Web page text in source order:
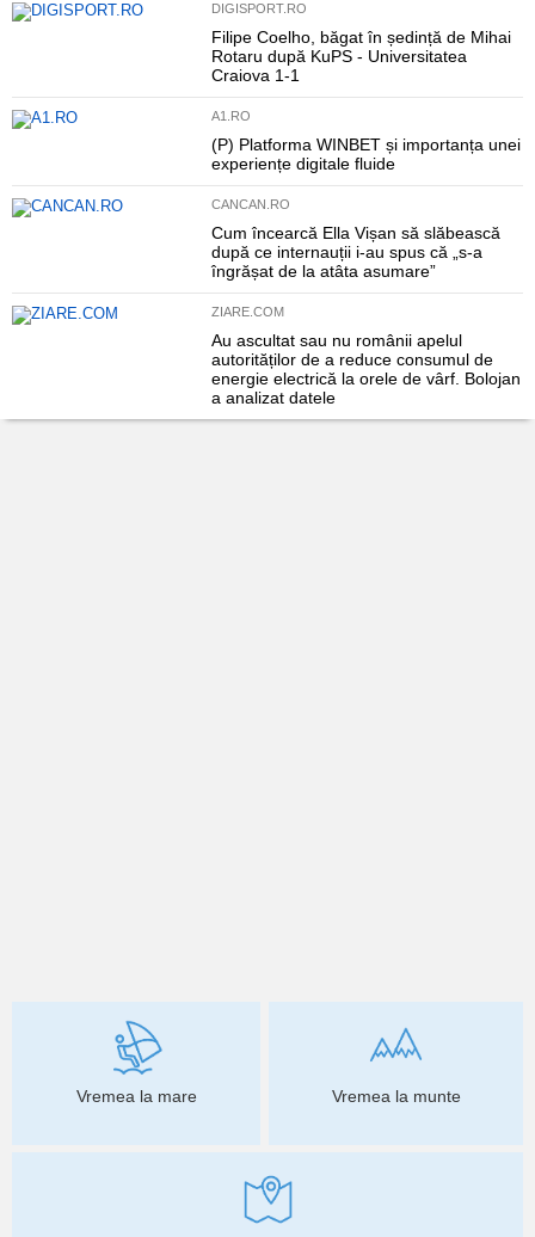
DIGISPORT.RO
Filipe Coelho, băgat în ședință de Mihai
Rotaru după KuPS - Universitatea
Craiova 1-1
A1.RO
(P) Platforma WINBET și importanța unei
experiențe digitale fluide
CANCAN.RO
Cum încearcă Ella Vișan să slăbească
după ce internauții i-au spus că „s-a
îngrășat de la atâta asumare”
ZIARE.COM
Au ascultat sau nu românii apelul
autorităților de a reduce consumul de
energie electrică la orele de vârf. Bolojan
a analizat datele
Vremea la mare Vremea la munte